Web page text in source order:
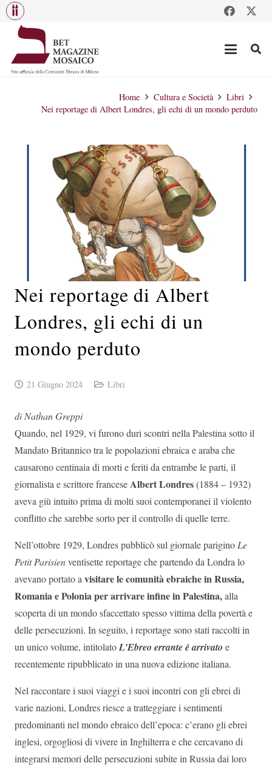
Home Cultura e Società
Libri
Nei reportage di Albert Londres, gli echi di un mondo perduto
Nei reportage di Albert
Londres, gli echi di un
mondo perduto
21 Giugno 2024 Libri
di Nathan Greppi
Quando, nel 1929, vi furono duri scontri nella Palestina sotto il
Mandato Britannico tra le popolazioni ebraica e araba che
causarono centinaia di morti e feriti da entrambe le parti, il
giornalista e scrittore franceseAlbert Londres(1884 – 1932)
aveva giù intuito prima di molti suoi contemporanei il violento
conflitto che sarebbe sorto per il controllo di quelle terre.
Nell’ottobre 1929, Londres pubblicò sul giornale pariginoLe
Petit Parisienventisette reportage che partendo da Londra lo
avevano portato avisitare le comunità ebraiche in Russia,
Romania e Polonia per arrivare infine in Palestina,alla
scoperta di un mondo sfaccettato spesso vittima della povertà e
delle persecuzioni. In seguito, i reportage sono stati raccolti in
un unico volume, intitolatoL’Ebreo errante è arrivato e
recentemente ripubblicato in una nuova edizione italiana.
Nel raccontare i suoi viaggi e i suoi incontri con gli ebrei di
varie nazioni, Londres riesce a tratteggiare i sentimenti
predominanti nel mondo ebraico dell’epoca: c’erano gli ebrei
inglesi, orgogliosi di vivere in Inghilterra e che cercavano di
integrarsi memori delle persecuzioni subite in Russia dai loro